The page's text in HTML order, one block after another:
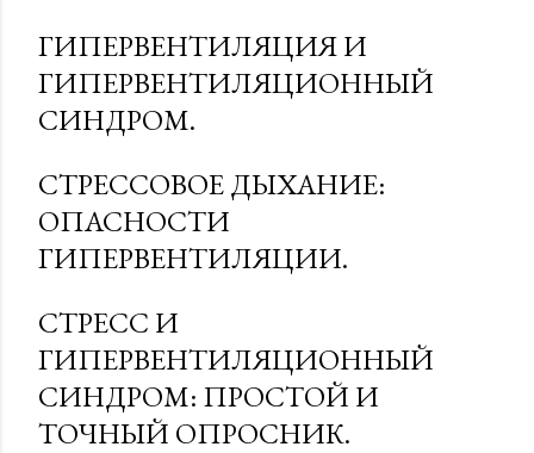
ГИПЕРВЕНТИЛЯЦИЯ И
ГИПЕРВЕНТИЛЯЦИОННЫЙ
СИНДРОМ.
СТРЕССОВОЕ ДЫХАНИЕ:
ОПАСНОСТИ
ГИПЕРВЕНТИЛЯЦИИ.
СТРЕСС И
ГИПЕРВЕНТИЛЯЦИОННЫЙ
СИНДРОМ: ПРОСТОЙ И
ТОЧНЫЙ ОПРОСНИК.